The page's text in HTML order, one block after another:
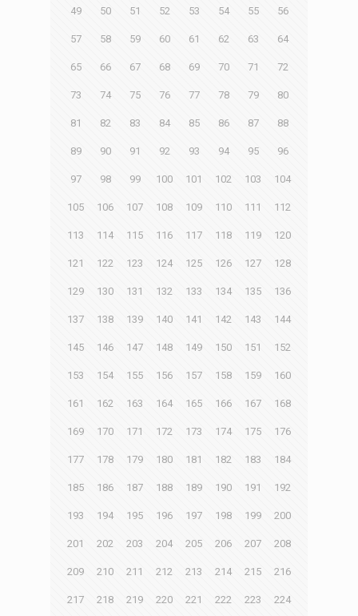
49 50 51 52 53 54 55 56
57 58 59 60 61 62 63 64
65 66 67 68 69 70 71 72
73 74 75 76 77 78 79 80
81 82 83 84 85 86 87 88
89 90 91 92 93 94 95 96
97 98 99 100 101 102 103 104
105 106 107 108 109 110 111 112
113 114 115 116 117 118 119 120
121 122 123 124 125 126 127 128
129 130 131 132 133 134 135 136
137 138 139 140 141 142 143 144
145 146 147 148 149 150 151 152
153 154 155 156 157 158 159 160
161 162 163 164 165 166 167 168
169 170 171 172 173 174 175 176
177 178 179 180 181 182 183 184
185 186 187 188 189 190 191 192
193 194 195 196 197 198 199 200
201 202 203 204 205 206 207 208
209 210 211 212 213 214 215 216
217 218 219 220 221 222 223 224